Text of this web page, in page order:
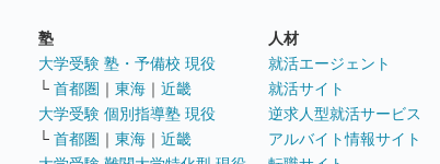
塾
大学受験 塾・予備校 現役
└ 首都圏 ｜ 東海 ｜ 近畿
大学受験 個別指導塾 現役
└ 首都圏 ｜ 東海 ｜ 近畿
人材
就活エージェント
就活サイト
逆求人型就活サービス
アルバイト情報サイト